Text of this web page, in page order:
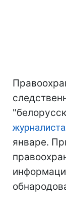
январе.